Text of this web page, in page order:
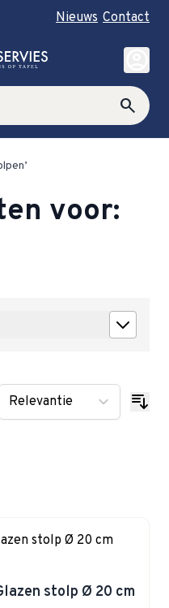
Nieuws Contact
search
account_circle
voor:
stolp Ø 20 cm